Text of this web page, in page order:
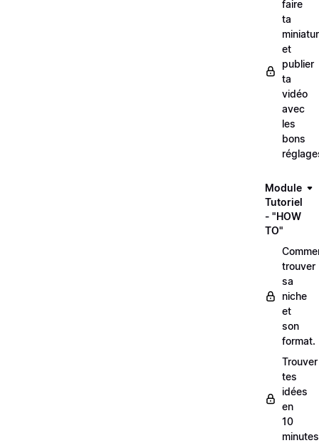
faire
ta
et
publier
ta
vidéo
avec
les
bons
Module
Tutoriel
- "HOW
TO"
trouver
sa
niche
et
son
format.
Trouver
tes
idées
en
10